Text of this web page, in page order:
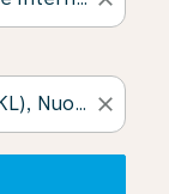
close